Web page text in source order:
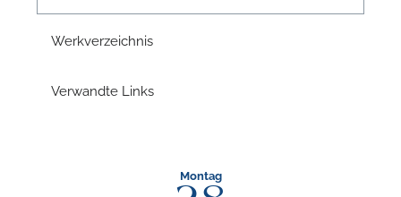
Werkverzeichnis
Verwandte Links
Montag